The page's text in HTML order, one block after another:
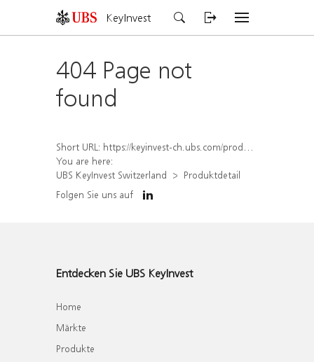
KeyInvest
404 Page not
found
Short URL: https://keyinvest-ch.ubs.com/produkt/detail/index/isin/CH1574363698
You are here:
UBS KeyInvest Switzerland
Produktdetail
Folgen Sie uns auf
Entdecken Sie UBS KeyInvest
Home
Märkte
Produkte